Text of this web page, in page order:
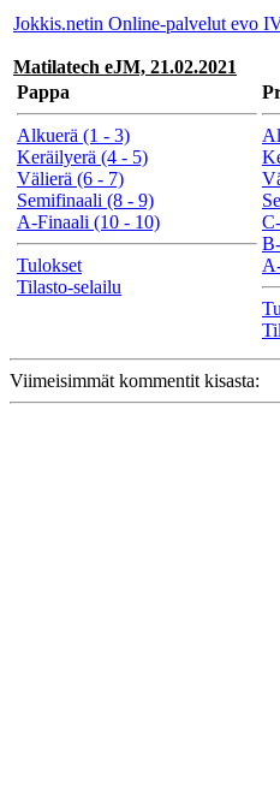
Jokkis.netin Online-palvelut evo
Matilatech eJM, 21.02.2021
Pappa
Alkuerä (1 - 3)
Keräilyerä (4 - 5)
Välierä (6 - 7)
Semifinaali (8 - 9)
A-Finaali (10 - 10)
Tulokset
Tilasto-selailu
Viimeisimmät kommentit kisasta: